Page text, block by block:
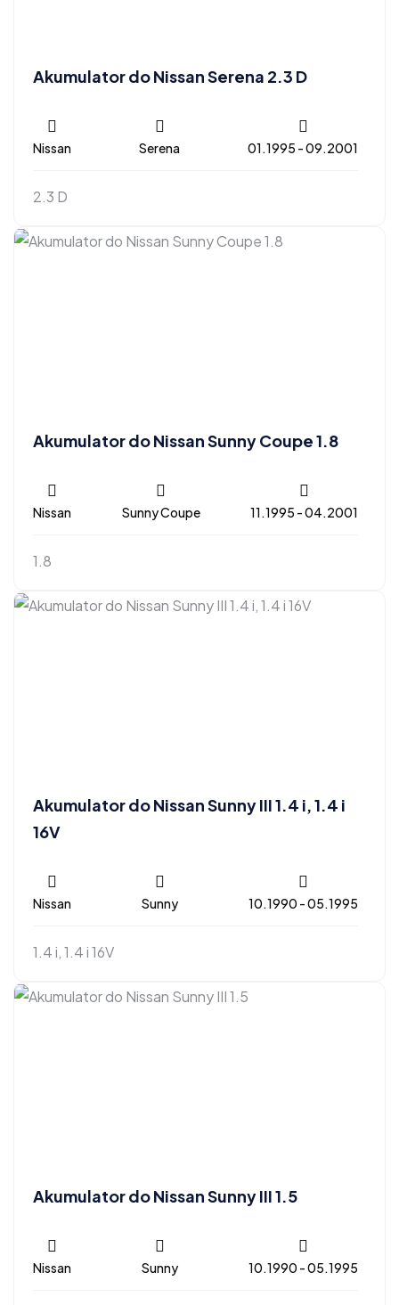
Akumulator do Nissan Serena 2.3 D
Nissan Serena 01.1995 - 09.2001
2.3 D
Akumulator do Nissan Sunny Coupe 1.8
Nissan Sunny Coupe 11.1995 - 04.2001
1.8
Akumulator do Nissan Sunny III 1.4 i, 1.4 i
16V
Nissan Sunny 10.1990 - 05.1995
1.4 i, 1.4 i 16V
Akumulator do Nissan Sunny III 1.5
Nissan Sunny 10.1990 - 05.1995